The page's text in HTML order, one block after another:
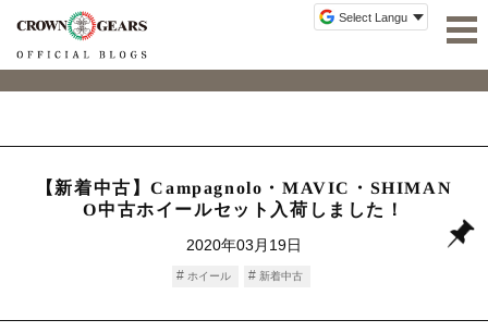
【新着中古】Campagnolo・MAVIC・SHIMAN
O中古ホイールセット入荷しました！
2020年03月19日
ホイール 新着中古